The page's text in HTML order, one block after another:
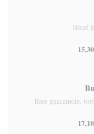
Bœuf
Base guacamole,